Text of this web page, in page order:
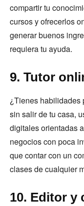
compartir tu
cursos y ofrecerlos
generar buenos
requiera tu ayuda.
9. Tutor
¿Tienes habilidades
sin salir de tu casa,
digitales orientadas
negocios con poca
que contar con un
clases de cualquier
10. Editor y